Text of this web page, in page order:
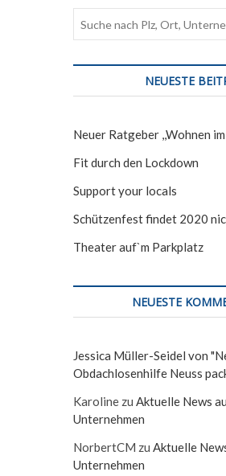
NEUESTE
Neuer Ratgeber ,,Wohnen
Fit durch den Lockdown
Support your locals
Schützenfest findet 2020
Theater auf`m Parkplatz
NEUESTE
Jessica Müller-Seidel von
Obdachlosenhilfe Neuss
Karoline zu Aktuelle News
Unternehmen
NorbertCM zu Aktuelle
Unternehmen